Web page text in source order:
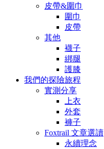
皮帶&圍巾
圍巾
皮帶
其他
襪子
綁腿
護膝
我們的探險旅程
實測分享
上衣
外套
褲子
Foxtrail 文章選讀
永續理念